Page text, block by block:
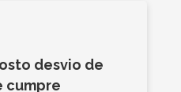
desvio de
cumpre